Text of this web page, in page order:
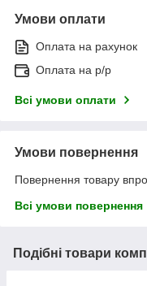
Умови оплати
Оплата на рахунок
Оплата на р/р
Всі умови оплати
Умови повернення
Повернення товару
Всі умови повернення
Подібні товари